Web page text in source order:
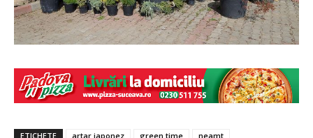
ETICHETE artar japonez green time
neamt